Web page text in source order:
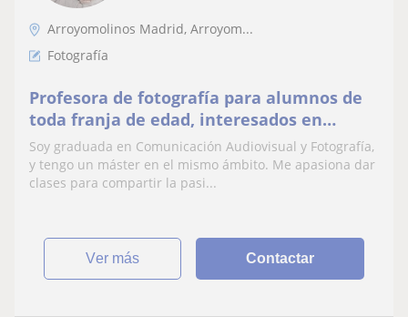
Arroyomolinos Madrid, Arroyom...
Fotografía
Profesora de fotografía para alumnos de
toda franja de edad, interesados en
cualquier tipo de fotografía.
Soy graduada en Comunicación Audiovisual y Fotografía,
y tengo un máster en el mismo ámbito. Me apasiona dar
clases para compartir la pasi...
ver más Contactar